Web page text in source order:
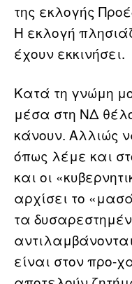
της εκλογής
Η εκλογή
έχουν εκκινήσει.
Κατά τη γνώμη
μέσα στη ΝΔ
κάνουν. Αλλιώς
όπως λέμε και
και οι
αρχίσει το
τα
είναι στον προ-